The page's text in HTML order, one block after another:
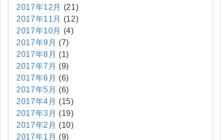
2017年12月
(21)
2017年11月
(12)
2017年10月
(4)
2017年9月 (7)
2017年8月 (1)
2017年7月 (9)
2017年6月 (6)
2017年5月 (6)
2017年4月 (15)
2017年3月 (19)
2017年2月 (10)
2017年1月 (9)